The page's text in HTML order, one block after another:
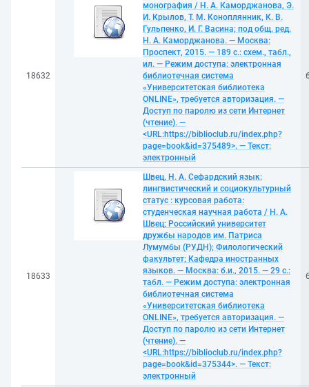
18632
монография / Н. А. Каморджанова, Э.
И. Крылов, Т. М. Коноплянник, К. В.
Гульпенко, И. Г. Васина; под общ. ред.
Н. А. Каморджанова. — Москва:
Проспект, 2015. — 189 с.: схем., табл.,
ил. — Режим доступа: электронная
библиотечная система
«Университетская библиотека
ONLINE», требуется авторизация. —
Доступ по паролю из сети Интернет
(чтение). —
<URL:https://biblioclub.ru/index.php?
page=book&id=375489>. — Текст:
электронный
18633
Швец, Н. А. Сефардский язык:
лингвистический и социокультурный
статус : курсовая работа:
студенческая научная работа / Н. А.
Швец; Российский университет
дружбы народов им. Патриса
Лумумбы (РУДН); Филологический
факультет; Кафедра иностранных
языков. — Москва: б.и., 2015. — 29 с.:
табл. — Режим доступа: электронная
библиотечная система
«Университетская библиотека
ONLINE», требуется авторизация. —
Доступ по паролю из сети Интернет
(чтение). —
<URL:https://biblioclub.ru/index.php?
page=book&id=375344>. — Текст:
электронный